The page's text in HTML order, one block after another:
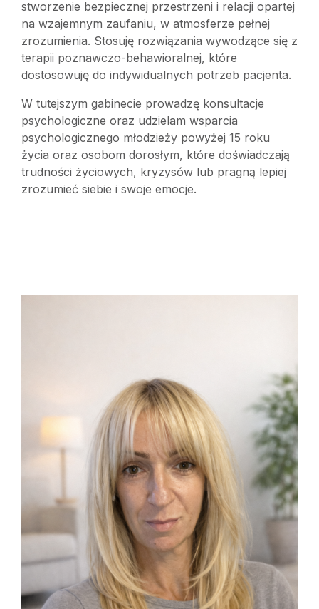
stworzenie bezpiecznej przestrzeni i relacji opartej
na wzajemnym zaufaniu, w atmosferze pełnej
zrozumienia. Stosuję rozwiązania wywodzące się z
terapii poznawczo-behawioralnej, które
dostosowuję do indywidualnych potrzeb pacjenta.
W tutejszym gabinecie prowadzę konsultacje
psychologiczne oraz udzielam wsparcia
psychologicznego młodzieży powyżej 15 roku
życia oraz osobom dorosłym, które doświadczają
trudności życiowych, kryzysów lub pragną lepiej
zrozumieć siebie i swoje emocje.